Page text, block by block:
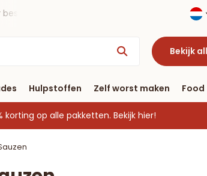
morgen in huis*. Gratis
Bekijk
Hulpstoffen Zelf worst maken Food
korting op alle pakketten. Bekijk hier!